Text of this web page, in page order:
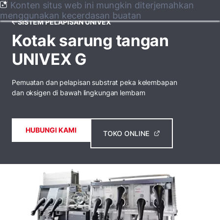
Konten situs web ini mungkin diterjemahkan
menggunakan kecerdasan buatan
SISTEM PELAPISAN UNIVEX
Kotak sarung tangan
UNIVEX G
Pemuatan dan pelapisan substrat peka kelembapan
dan oksigen di bawah lingkungan lembam
HUBUNGI KAMI TOKO ONLINE